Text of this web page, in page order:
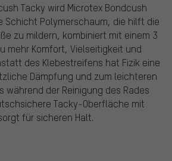
Tacky wird Microtex Bondcush
Schicht Polymerschaum, die hilft die
zu mildern, kombiniert mit einem 3
mehr Komfort, Vielseitigkeit und
des Klebestreifens hat Fizik eine
Dämpfung und zum leichteren
während der Reinigung des Rades
Tacky-Oberfläche mit
für sicheren Halt.